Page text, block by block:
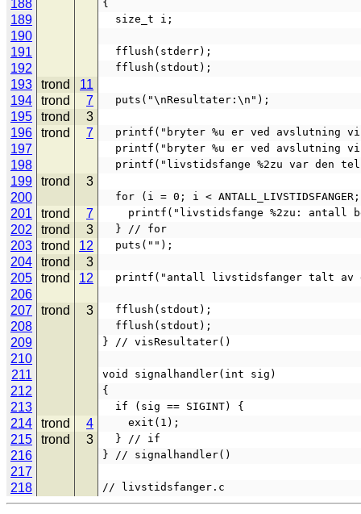
188 {
189
  size_t i;
190
191
  fflush(stderr);
192
  fflush(stdout);
193 trond
11
194
trond 7
  puts("\nResultater:\n");
195 trond
3
196
trond 7
printf("bryter %u er ved avslutning
197
printf("bryter %u er ved avslutning
198
printf("livstidsfange %2zu var den
199 trond
3
200
for (i = 0; i <
201 trond 7
printf("livstidsfange %2zu:
202 trond 3
  } // for
203 trond 12
  puts("");
204 trond
3
205
trond 12
printf("antall livstidsfanger talt
206
207
trond 3
  fflush(stdout);
208
  fflush(stdout);
209 } // visResultater()
210
211
void signalhandler(int sig)
212 {
213
  if (sig == SIGINT) {
214 trond 4
    exit(1);
215 trond 3
  } // if
216 } // signalhandler()
217
218
// livstidsfanger.c